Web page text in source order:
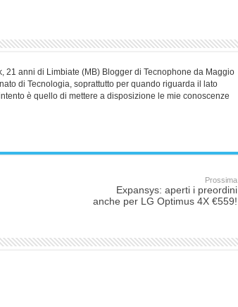
21 anni di Limbiate (MB) Blogger di Tecnophone da Maggio
di Tecnologia, soprattutto per quando riguarda il lato
è quello di mettere a disposizione le mie conoscenze
Prossima
Expansys: aperti i preordini
anche per LG Optimus 4X €559!